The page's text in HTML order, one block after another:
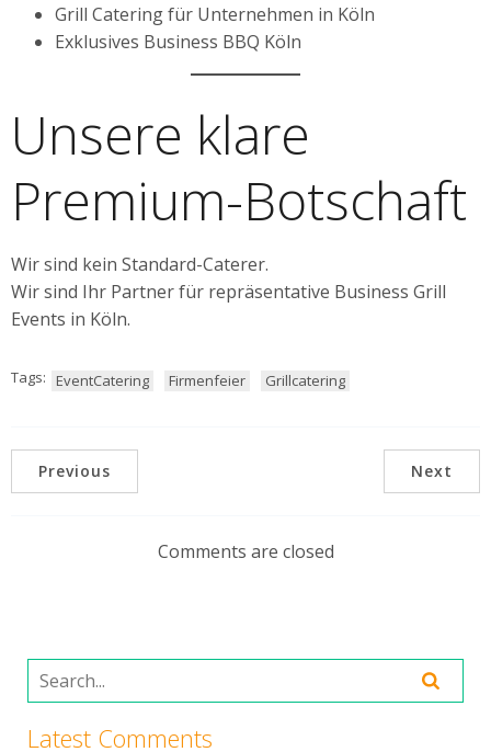
Grill Catering für Unternehmen in Köln
Exklusives Business BBQ Köln
Unsere klare
Premium-Botschaft
Wir sind kein Standard-Caterer.
Wir sind Ihr Partner für repräsentative Business Grill
Events in Köln.
Tags: EventCatering Firmenfeier Grillcatering
Previous Next
Comments are closed
Latest Comments